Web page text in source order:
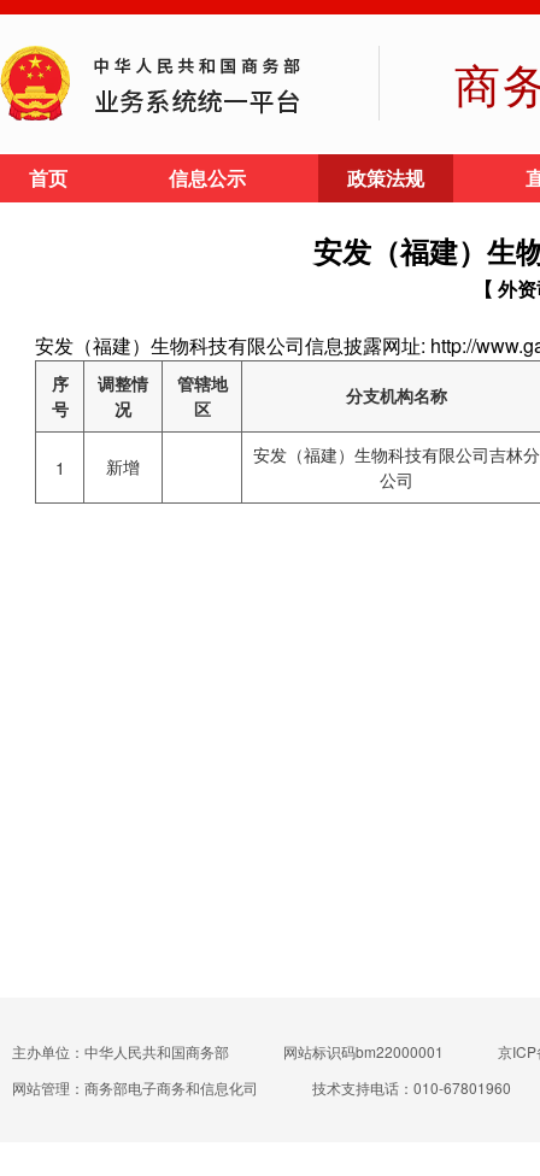
商
首页 信息公示 政策法规
安发（福建）生
【 外
安发（福建）生物科技有限公司信息披露网址: http://
序
号
调整情
况
管辖地
区
分支机构名称
1 新增
安发（福建）生物科技有限公司吉林分
公司
主办单位：中华人民共和国商务部 网站标识码bm22000001
京
网站管理：商务部电子商务和信息化司
技术支持电话：010-67801960